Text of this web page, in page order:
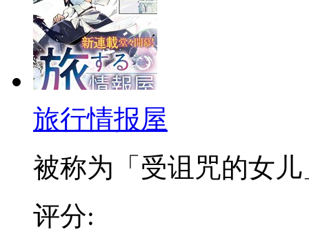
旅行情报屋
被称为「受诅咒的女儿
评分: